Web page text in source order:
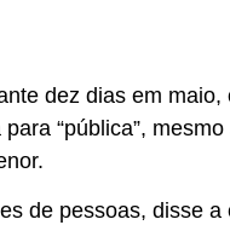
dez dias em
“pública”,
de pessoas, disse